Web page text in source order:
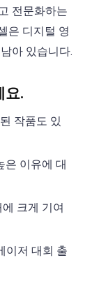
전문화하는
은 디지털 영
아 있습니다.
요.
작품도 있
은 이유에 대
크게 기여
이저 대회 출